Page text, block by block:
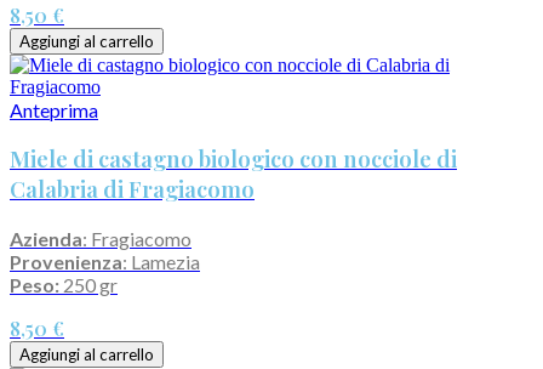
8,50 €
Aggiungi al carrello
Anteprima
Miele di castagno biologico con nocciole di
Calabria di Fragiacomo
Azienda: Fragiacomo
Provenienza: Lamezia
Peso: 250 gr
8,50 €
Aggiungi al carrello